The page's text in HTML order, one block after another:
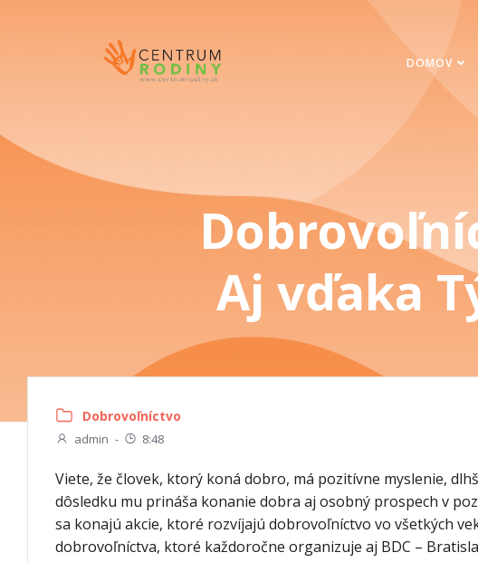
DOMOV
Aj vďaka
Dobrovoľníctvo
admin - 8:48
Viete, že človek, ktorý koná dobro, má pozitívne myslenie,
dôsledku mu prináša konanie dobra aj osobný prospech v
sa konajú akcie, ktoré rozvíjajú dobrovoľníctvo vo všetkých
dobrovoľníctva, ktoré každoročne organizuje aj BDC –